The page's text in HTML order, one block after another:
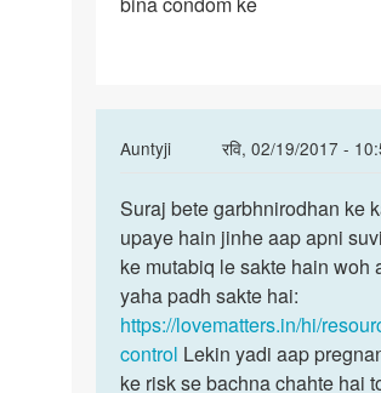
Auntyji
रवि, 02/19/2017 -
In
to
Sir
hmm
pareshan
hai
ki
hm
Suraj
bete
garbhnirodhan
ke
Suraj bete garbhnirodhan ke
upaye hain jinhe aap apni
ke mutabiq le sakte hain woh
yaha padh sakte hai:
https://lovematters.in/hi/
control Lekin yadi aap
ke risk se bachna chahte hai